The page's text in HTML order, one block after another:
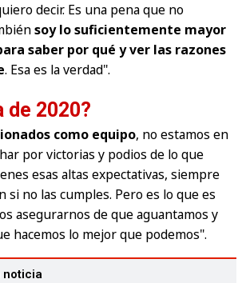
decir. Es una pena que no
soy lo suficientemente mayor
saber por qué y ver las razones
. Esa es la verdad".
de 2020?
como equipo, no estamos en
por victorias y podios de lo que
esas altas expectativas, siempre
si no las cumples. Pero es lo que es
asegurarnos de que aguantamos y
hacemos lo mejor que podemos".
noticia